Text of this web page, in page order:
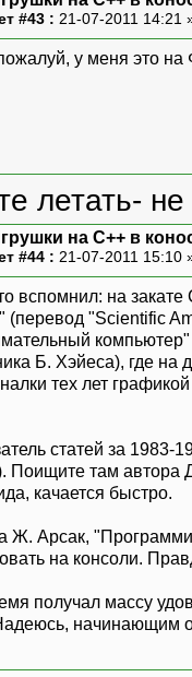
#43 : 21-07-2011 14:21
у меня это
летать-
на С++ в
#44 : 21-07-2011 15:10
вспомнил: на
(перевод "Scientific
Б. Хэйеса), где на
тех лет
статей за 1983-
Поищите там
качается быстро.
Ж. Арсак,
на консоли.
получал массу
начинающим